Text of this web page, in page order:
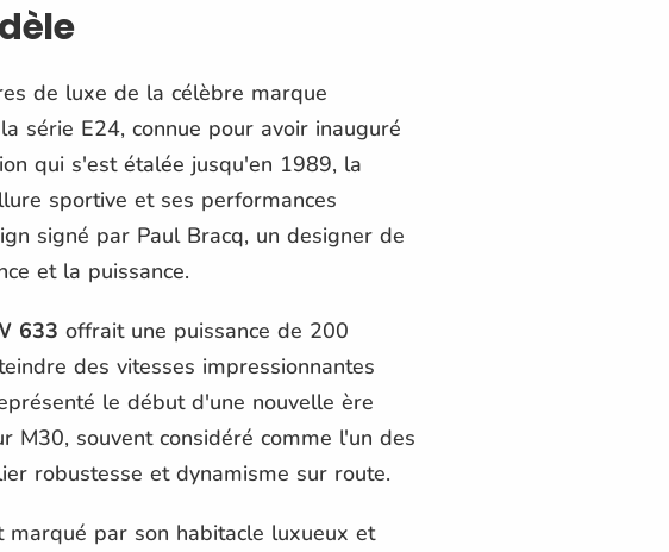
de luxe de la célèbre marque
série E24, connue pour avoir inauguré
qui s'est étalée jusqu'en 1989, la
sportive et ses performances
signé par Paul Bracq, un designer de
et la puissance.
633 offrait une puissance de 200
des vitesses impressionnantes
le début d'une nouvelle ère
M30, souvent considéré comme l'un des
robustesse et dynamisme sur route.
marqué par son habitacle luxueux et